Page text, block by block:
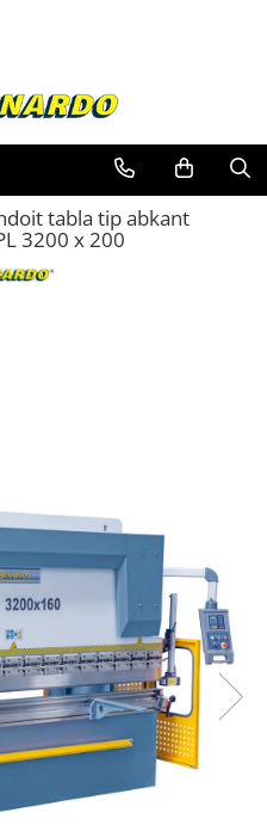
tabla tip abkant
3200 x 200